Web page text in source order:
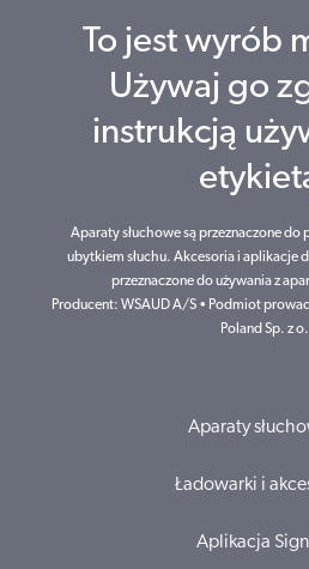
To jest wyrób
Używaj go
instrukcją
Aparaty słuchowe są przeznaczone do
ubytkiem słuchu. Akcesoria i aplikacje
przeznaczone do używania z
Producent: WSAUD A/S • Podmiot
Poland Sp. z
Aparaty
Ładowarki i
Aplikacja